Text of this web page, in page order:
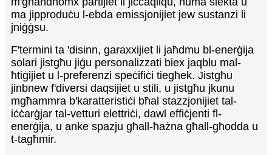
ma jipproduċu l-ebda emissjonijiet jew sustanzi li
jniġġsu.
F'termini ta 'disinn, garaxxijiet li jaħdmu bl-enerġija
solari jistgħu jiġu personalizzati biex jaqblu mal-
ħtiġijiet u l-preferenzi speċifiċi tiegħek. Jistgħu
jinbnew f'diversi daqsijiet u stili, u jistgħu jkunu
mgħammra b'karatteristiċi bħal stazzjonijiet tal-
iċċarġjar tal-vetturi elettriċi, dawl effiċjenti fl-
enerġija, u anke spazju għall-ħażna għall-għodda u
t-tagħmir.